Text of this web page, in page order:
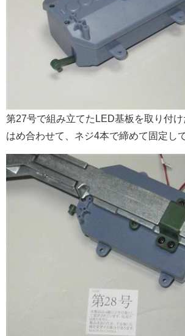
第27号で組み立てたLED基板を取り付
はめ合わせて、ネジ4本で締めて固定し